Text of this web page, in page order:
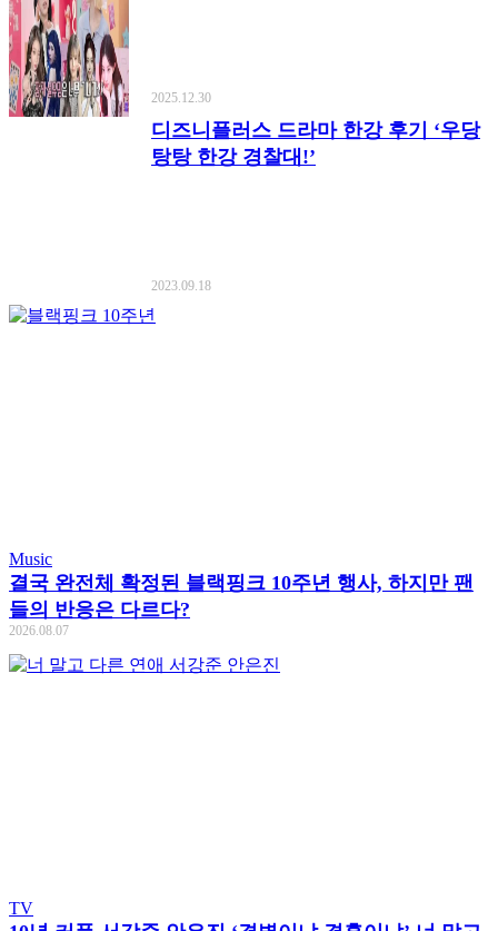
2025.12.30
디즈니플러스 드라마 한강 후기 ‘우당
탕탕 한강 경찰대!’
2023.09.18
Music
결국 완전체 확정된 블랙핑크 10주년 행사, 하지만 팬
들의 반응은 다르다?
2026.08.07
TV